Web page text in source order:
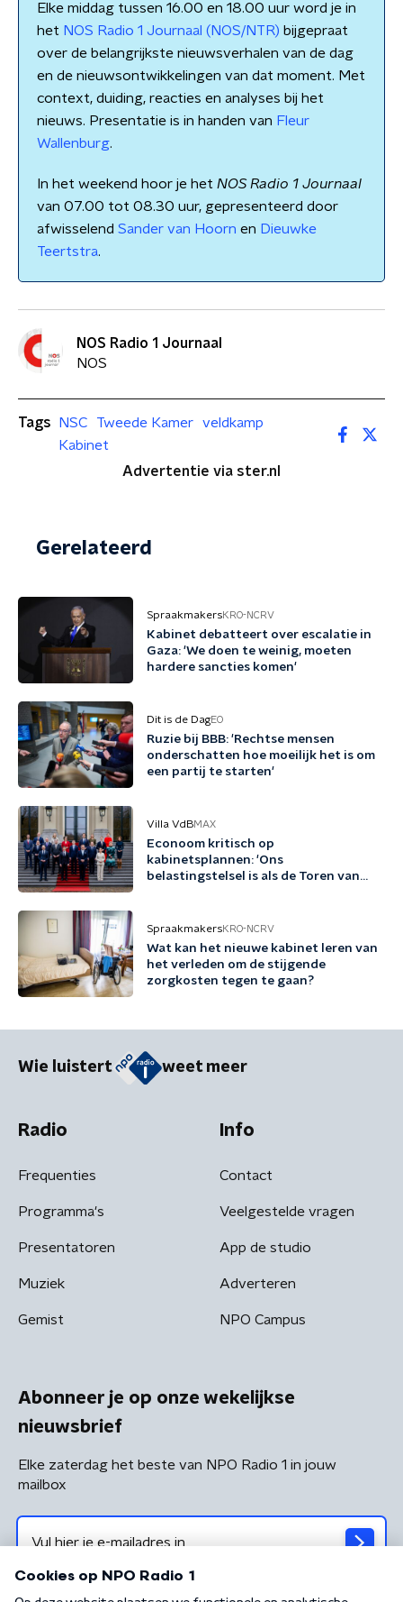
Elke middag tussen 16.00 en 18.00 uur word je in
het NOS Radio 1 Journaal (NOS/NTR) bijgepraat
over de belangrijkste nieuwsverhalen van de dag
en de nieuwsontwikkelingen van dat moment. Met
context, duiding, reacties en analyses bij het
nieuws. Presentatie is in handen van Fleur
Wallenburg.
In het weekend hoor je het NOS Radio 1 Journaal
van 07.00 tot 08.30 uur, gepresenteerd door
afwisselend Sander van Hoorn en Dieuwke
Teertstra.
NOS Radio 1 Journaal
NOS
Tags NSC Tweede Kamer
veldkamp
Kabinet
Advertentie via ster.nl
Gerelateerd
SpraakmakersKRO-NCRV
Kabinet debatteert over escalatie in
Gaza: 'We doen te weinig, moeten
hardere sancties komen'
Dit is de DagEO
Ruzie bij BBB: 'Rechtse mensen
onderschatten hoe moeilijk het is om
een partij te starten'
Villa VdBMAX
Econoom kritisch op
kabinetsplannen: 'Ons
belastingstelsel is als de Toren van
SpraakmakersKRO-NCRV
Wat kan het nieuwe kabinet leren van
het verleden om de stijgende
zorgkosten tegen te gaan?
Wie luistert weet meer
Radio
Frequenties
Programma's
Presentatoren
Muziek
Gemist
Info
Contact
Veelgestelde vragen
App de studio
Adverteren
NPO Campus
Abonneer je op onze wekelijkse
nieuwsbrief
Elke zaterdag het beste van NPO Radio 1 in jouw
mailbox